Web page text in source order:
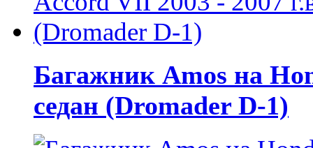
Багажник Amos на
седан (Dromader D-1)